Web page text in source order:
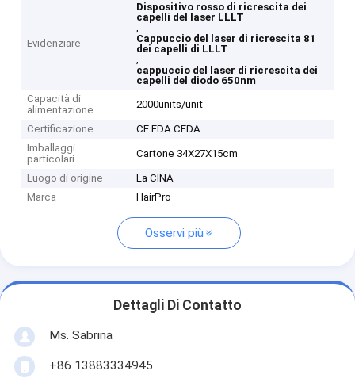
Evidenziare
Dispositivo rosso di ricrescita dei
capelli del laser LLLT
,
Cappuccio del laser di ricrescita 81
dei capelli di LLLT
,
cappuccio del laser di ricrescita dei
capelli del diodo 650nm
Capacità di
alimentazione
2000units/unit
Certificazione
CE FDA CFDA
Imballaggi
particolari
Cartone 34X27X15cm
Luogo di origine
La CINA
Marca
HairPro
Osservi più
Dettagli Di Contatto
Ms. Sabrina
+86 13883334945